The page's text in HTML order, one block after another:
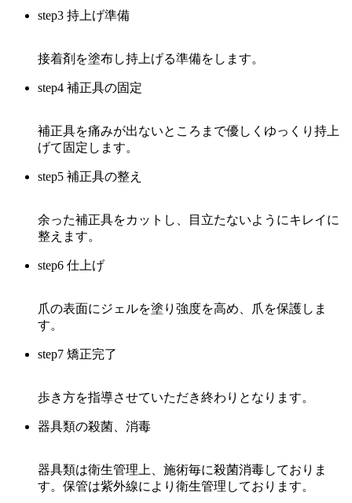
step3 持上げ準備
接着剤を塗布し持上げる準備をします。
step4 補正具の固定
補正具を痛みが出ないところまで優しくゆっくり持上
げて固定します。
step5 補正具の整え
余った補正具をカットし、目立たないようにキレイに
整えます。
step6 仕上げ
爪の表面にジェルを塗り強度を高め、爪を保護しま
す。
step7 矯正完了
歩き方を指導させていただき終わりとなります。
器具類の殺菌、消毒
器具類は衛生管理上、施術毎に殺菌消毒しておりま
す。保管は紫外線により衛生管理しております。